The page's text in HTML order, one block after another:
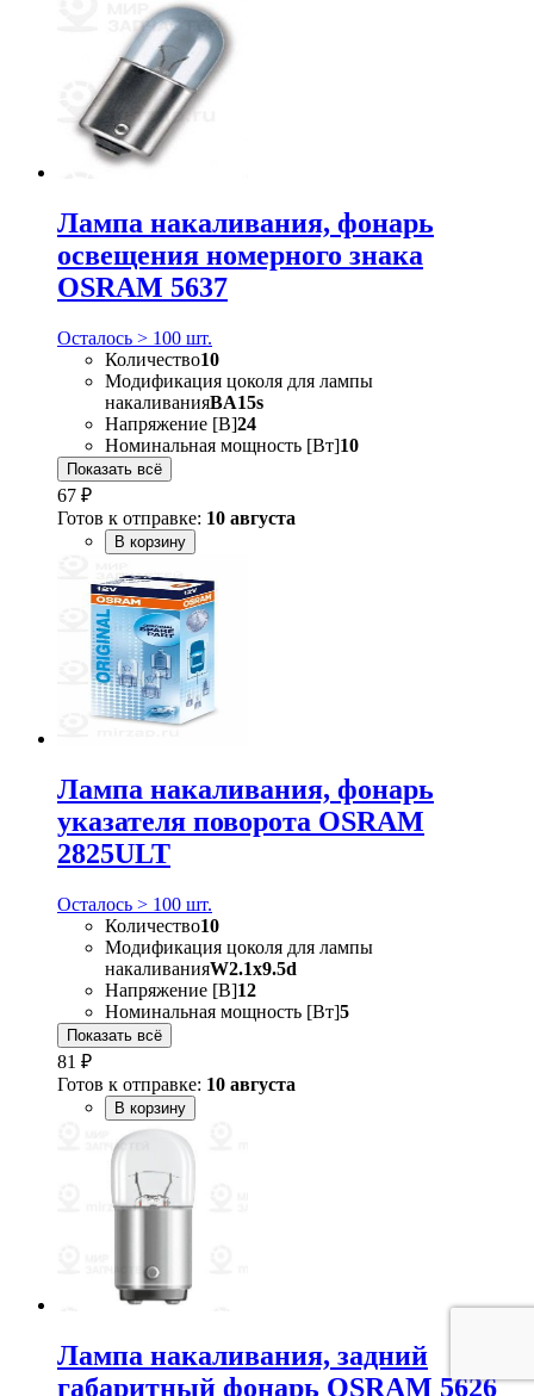
Лампа накаливания, фонарь
освещения номерного знака
OSRAM 5637
Осталось > 100 шт.
Количество10
Модификация цоколя для лампы
накаливанияBA15s
Напряжение [В]24
Номинальная мощность [Вт]10
Показать всё
67 ₽
Готов к отправке: 10 августа
В корзину
Лампа накаливания, фонарь
указателя поворота OSRAM
2825ULT
Осталось > 100 шт.
Количество10
Модификация цоколя для лампы
накаливанияW2.1x9.5d
Напряжение [В]12
Номинальная мощность [Вт]5
Показать всё
81 ₽
Готов к отправке: 10 августа
В корзину
Лампа накаливания, задний
габаритный фонарь OSRAM 5626